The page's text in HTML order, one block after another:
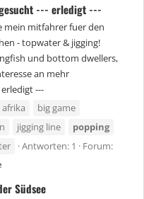
--- erledigt ---
mein mitfahrer fuer den
- topwater & jigging!
und bottom dwellers,
an mehr
---
afrika
big game
jigging line
popping
Antworten: 1
Forum:
Südsee